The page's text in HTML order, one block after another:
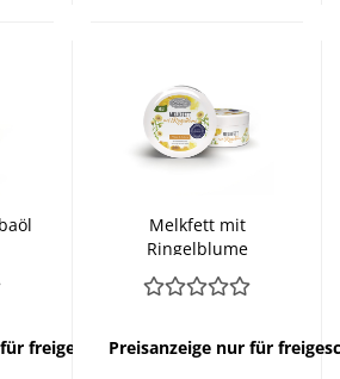
freigeschaltete Kunden
Melkfett mit
Ringelblume
Preisanzeige nur für